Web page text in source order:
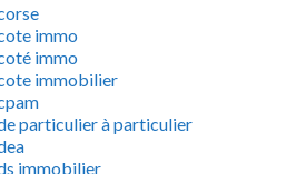
immo
immo
immobilier
particulier à particulier
immobilier